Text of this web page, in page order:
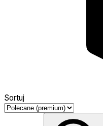
Sortuj